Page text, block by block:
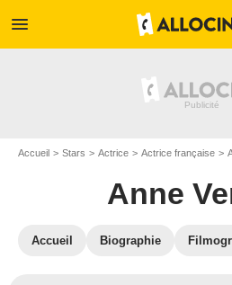
menu
Accueil Stars Actrice Actrice française
Anne
Accueil Biographie